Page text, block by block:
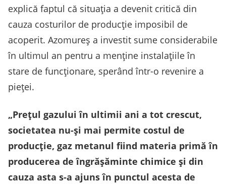
explică faptul că situația a devenit critică din
cauza costurilor de producție imposibil de
acoperit. Azomureș a investit sume considerabile
în ultimul an pentru a menține instalațiile în
stare de funcționare, sperând într-o revenire a
pieței.
„Prețul gazului în ultimii ani a tot crescut,
societatea nu-și mai permite costul de
producție, gaz metanul fiind materia primă în
producerea de îngrășăminte chimice și din
cauza asta s-a ajuns în punctul acesta de